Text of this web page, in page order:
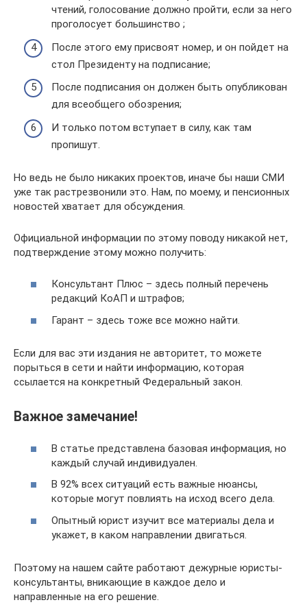
чтений, голосование должно пройти, если за него
проголосует большинство ;
После этого ему присвоят номер, и он пойдет на
стол Президенту на подписание;
После подписания он должен быть опубликован
для всеобщего обозрения;
И только потом вступает в силу, как там
пропишут.
Но ведь не было никаких проектов, иначе бы наши СМИ
уже так растрезвонили это. Нам, по моему, и пенсионных
новостей хватает для обсуждения.
Официальной информации по этому поводу никакой нет,
подтверждение этому можно получить:
Консультант Плюс – здесь полный перечень
редакций КоАП и штрафов;
Гарант – здесь тоже все можно найти.
Если для вас эти издания не авторитет, то можете
порыться в сети и найти информацию, которая
ссылается на конкретный Федеральный закон.
Важное замечание!
В статье представлена базовая информация, но
каждый случай индивидуален.
В 92% всех ситуаций есть важные нюансы,
которые могут повлиять на исход всего дела.
Опытный юрист изучит все материалы дела и
укажет, в каком направлении двигаться.
Поэтому на нашем сайте работают дежурные юристы-
консультанты, вникающие в каждое дело и
направленные на его решение.